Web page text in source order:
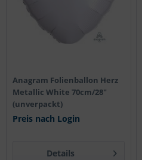
Anagram Folienballon Herz
Metallic White 70cm/28"
(unverpackt)
Preis nach Login
Details